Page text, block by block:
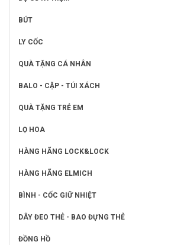
BÚT
LY CỐC
QUÀ TẶNG CÁ NHÂN
BALO - CẶP - TÚI XÁCH
QUÀ TẶNG TRẺ EM
LỌ HOA
HÀNG HÃNG LOCK&LOCK
HÀNG HÃNG ELMICH
BÌNH - CỐC GIỮ NHIỆT
DÂY ĐEO THẺ - BAO ĐỰNG THẺ
ĐỒNG HỒ